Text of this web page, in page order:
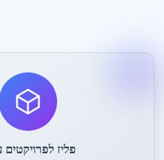
פליז לפרויקטים